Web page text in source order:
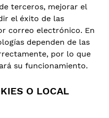
terceros, mejorar el
el éxito de las
correo electrónico. En
dependen de las
por lo que
su funcionamiento.
O LOCAL